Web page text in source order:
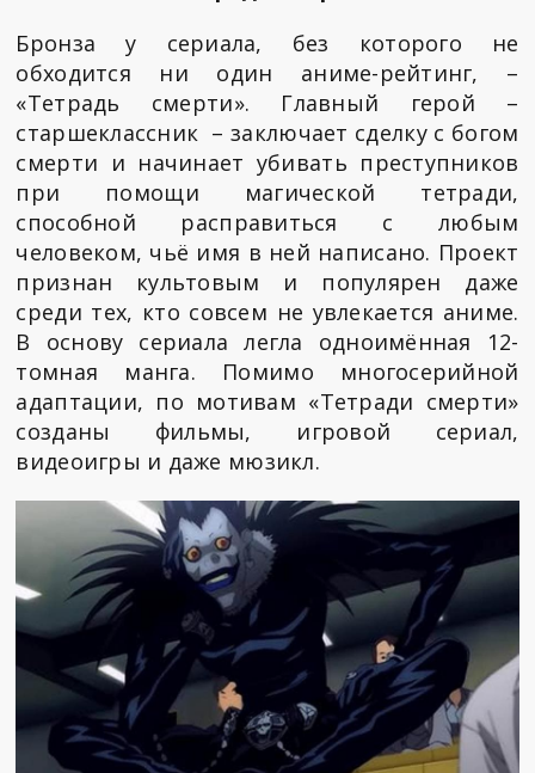
Бронза у сериала, без которого не
обходится ни один аниме-рейтинг, –
«Тетрадь смерти». Главный герой –
старшеклассник – заключает сделку с богом
смерти и начинает убивать преступников
при помощи магической тетради,
способной расправиться с любым
человеком, чьё имя в ней написано. Проект
признан культовым и популярен даже
среди тех, кто совсем не увлекается аниме.
В основу сериала легла одноимённая 12-
томная манга. Помимо многосерийной
адаптации, по мотивам «Тетради смерти»
созданы фильмы, игровой сериал,
видеоигры и даже мюзикл.